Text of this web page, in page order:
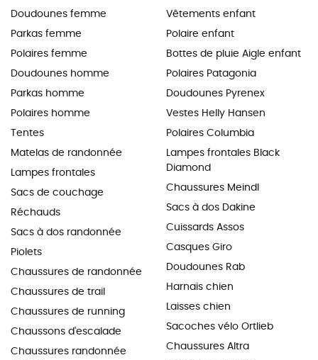
Doudounes femme
Parkas femme
Polaires femme
Doudounes homme
Parkas homme
Polaires homme
Tentes
Matelas de randonnée
Lampes frontales
Sacs de couchage
Réchauds
Sacs à dos randonnée
Piolets
Chaussures de randonnée
Chaussures de trail
Chaussures de running
Chaussons d'escalade
Chaussures randonnée
Vêtements enfant
Polaire enfant
Bottes de pluie Aigle enfant
Polaires Patagonia
Doudounes Pyrenex
Vestes Helly Hansen
Polaires Columbia
Lampes frontales Black
Diamond
Chaussures Meindl
Sacs à dos Dakine
Cuissards Assos
Casques Giro
Doudounes Rab
Harnais chien
Laisses chien
Sacoches vélo Ortlieb
Chaussures Altra